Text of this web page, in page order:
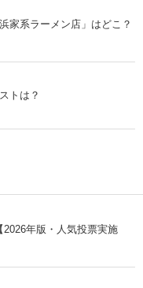
家系ラーメン店」はどこ？
トは？
年版・人気投票実施